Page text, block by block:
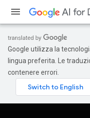
Google utilizza la
lingua preferita. Le
contenere errori.